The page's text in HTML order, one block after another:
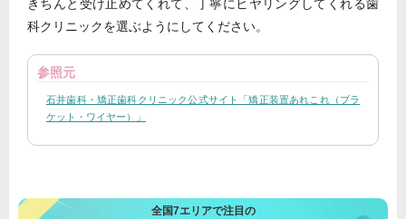
きちんと受け止めてくれて、丁寧にヒヤリングしてくれる歯
科クリニックを選ぶようにしてください。
参照元
石井歯科・矯正歯科クリニック公式サイト「矯正装置あれこれ（ブラ
ケット・ワイヤー）」
全国7エリアで注目の